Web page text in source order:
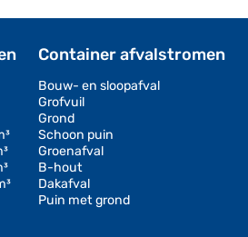
Container afvalstromen
Bouw- en sloopafval
Grofvuil
Grond
Schoon puin
Groenafval
B-hout
Dakafval
Puin met grond